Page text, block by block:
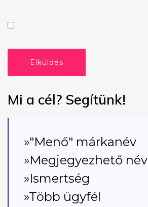
Elküldés
Mi a cél? Segítünk!
»"Menő" márkanév
»Megjegyezhető név
»Ismertség
»Több ügyfél